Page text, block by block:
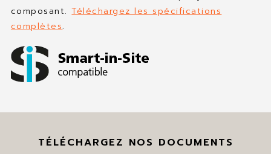
composant.Téléchargez les spécifications
complètes.
TÉLÉCHARGEZ NOS DOCUMENTS